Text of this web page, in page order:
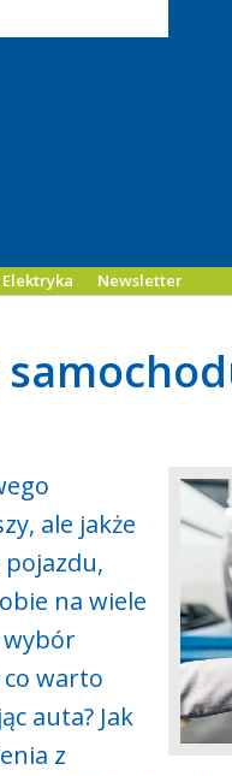
Newsletter
ale jakże
na wiele
warto
auta? Jak
z